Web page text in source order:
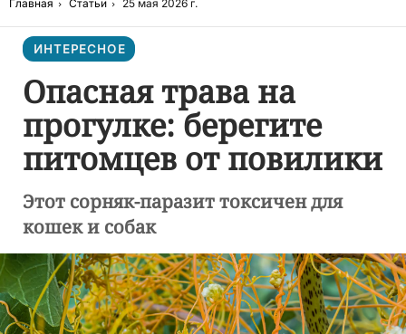
Главная Статьи 25 мая 2026 г.
ИНТЕРЕСНОЕ
Опасная трава на
прогулке: берегите
питомцев от повилики
Этот сорняк-паразит токсичен для
кошек и собак